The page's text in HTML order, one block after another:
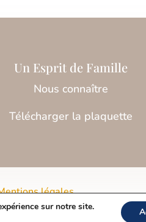
Un Esprit de Famille
Nous connaître
Télécharger la plaquette
légales
sur notre site.